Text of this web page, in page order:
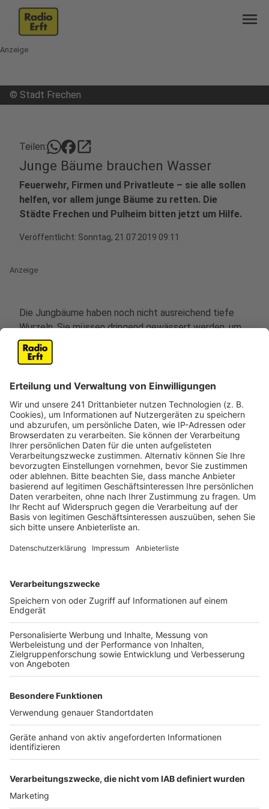
menu
Anzeige
© Stadt Frechen
Teilen: open_in_new
Junge Bäume brauchen Wasser
Feuerwehr, Firmen und Privatleute – sie alle sollen
helfen, vor allem junge Bäume zu retten. Die
Städte Frechen und Pulheim bitten jetzt um Hilfe.
Veröffentlicht: Sonntag, 21.07.2019 09:11
Anzeige
Die Jungbäume haben noch nicht ausreichend tiefe
Wurzeln. Sie müssen dringend gewässert werden, um
zu überleben. Denn nach der Hitze im letzten Sommer
und im Juni ist der Boden viel zu trocken, das bisschen
Die Feuerwehr in Pulheim rückt deshalb in den
nächsten Sommerwochen mit vier Löschwagen aus.
Bis zu 10.000 Liter je Fahrt gehen dann an die Bäume.
Im letzten Jahr haben die Freiwilligen rund 340
Stunden zusätzlich investiert, um die jungen Bäume zu
schützen.
Anzeige
Richtig wässern
Und in Frechen sollen Firmen und Privatleute die
Bäume vor der Haus- und Geschäftstür wässern. Die
Stadt empfiehlt, die Bäume ein- bis zweimal pro
acht bis zehn Eimer Wasser direkt am Stamm zu
gießen. Die Baumscheibe (der Boden um den
Baumstamm) sollte zunächst mit dem ersten Eimer
die restlichen Wassermengen dazu zu geben. Gießt
man jeden Tag nur ein bisschen, bleibt das Wasser in
der oberen Bodenschicht und erreicht nicht die tiefer
liegenden Baumwurzeln. Erst wenn die Baumscheibe
richtig durchtränkt ist, kann der Baum das Wasser
ziehen, wenn er es braucht.
Anzeige